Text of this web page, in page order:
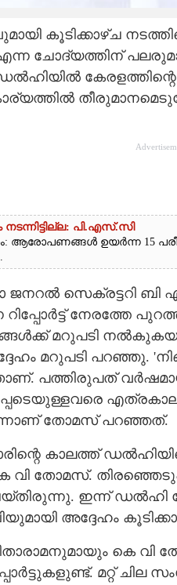
കൂടിക്കാഴ്‌ച
ചോദ്യത്തിന്
ഡൽഹിയിൽ
പി.എസ്.സി
ആരോപണങ്ങൾ ഉയർന്ന 15
ജനറൽ സെക്രട്ടറി
റിപ്പോർട്ട് നേരത്തേ
മറുപടി
മറുപടി പറഞ്ഞു.
പത്തിരുപത്
തോമസ് പറഞ്ഞത്.
കാലത്ത്
വി തോമസ്.
ഇന്ന് ഡൽഹി
അദ്ദേഹം
കെ
മറ്റ്